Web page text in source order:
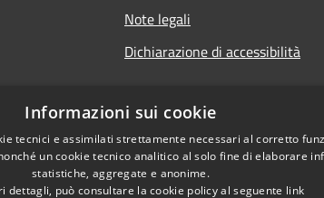
Note legali
Dichiarazione di accessibilità
Informazioni sui cookie
tecnici e assimilati strettamente necessari al corretto
un cookie tecnico analitico al solo fine di elaborare
statistiche, aggregate e anonime.
dettagli, può consultare la cookie policy al seguente link